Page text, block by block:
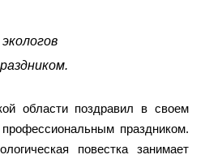
области поздравил в своем
праздником.
повестка занимает